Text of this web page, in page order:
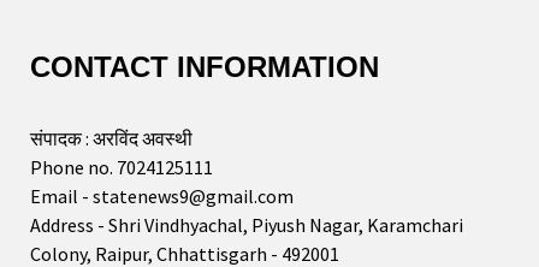
CONTACT INFORMATION
संपादक : अरविंद अवस्थी
Phone no. 7024125111
Email - statenews9@gmail.com
Address - Shri Vindhyachal, Piyush Nagar, Karamchari
Colony, Raipur, Chhattisgarh - 492001